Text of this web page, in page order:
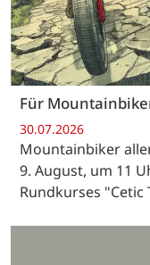
Für
30.07.2026
Mountainbiker
9. August, um 11
Rundkurses